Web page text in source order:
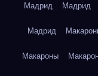
Мадрид Мадрид
Мадрид
Макароны